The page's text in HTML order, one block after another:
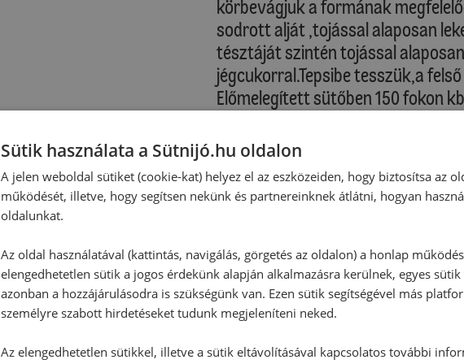
körbevágjuk a formának
sodrott alját ,tojással alaposan
tésztáját szintén tojással
jégcukorral.Tepsibe tesszük,a
Előmelegített sütőben 150 fokon
Sütőből kivéve hagyjuk teljesen
Majd a kosarat levesszük a
helyezzük a hármas fonatot és
bele, majd tojásokkal, virággal,
díszíthetjük.
Alternatív elkészítés
Már nem is emlékszem mikor, de
jutott egy olasz magazin. Abban
megtetszett és kimentettem azt
persze olaszul és le volt
Sütik használata a Sütnijó.hu oldalon
A jelen weboldal sütiket (cookie-kat) helyez el az eszközeiden, hogy biztosítsa az
működését, illetve, hogy segítsen nekünk és partnereinknek átlátni, hogyan
oldalunkat.
Az oldal használatával (kattintás, navigálás, görgetés az oldalon) a honlap
elengedhetetlen sütik a jogos érdekünk alapján alkalmazásra kerülnek, egyes
azonban a hozzájárulásodra is szükségünk van. Ezen sütik segítségével más
személyre szabott hirdetéseket tudunk megjeleníteni neked.
Az elengedhetetlen sütikkel, illetve a sütik eltávolításával kapcsolatos további